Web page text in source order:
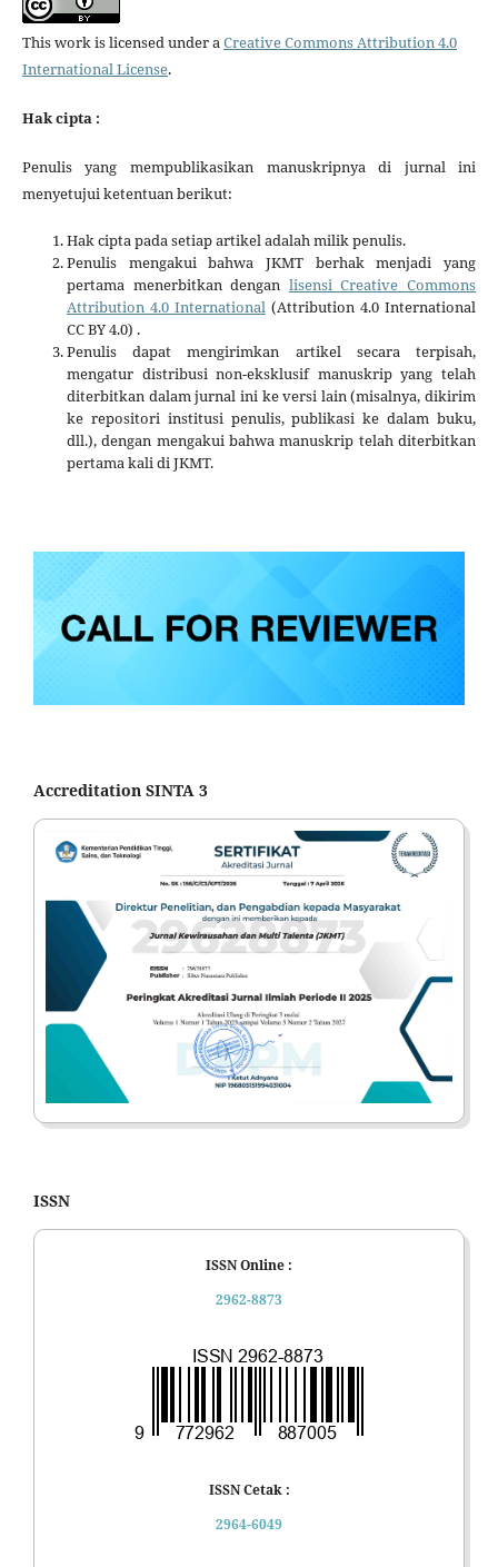
This work is licensed under aCreative Commons Attribution 4.0
International License.
Hak cipta :
Penulis yang mempublikasikan manuskripnya di jurnal ini
menyetujui ketentuan berikut:
Hak cipta pada setiap artikel adalah milik penulis.
Penulis mengakui bahwa JKMT berhak menjadi yang
pertama menerbitkan dengan lisensi Creative Commons
Attribution 4.0 International (Attribution 4.0 International
CC BY 4.0) .
Penulis dapat mengirimkan artikel secara terpisah,
mengatur distribusi non-eksklusif manuskrip yang telah
diterbitkan dalam jurnal ini ke versi lain (misalnya, dikirim
ke repositori institusi penulis, publikasi ke dalam buku,
dll.), dengan mengakui bahwa manuskrip telah diterbitkan
pertama kali di JKMT.
Accreditation SINTA 3
ISSN
ISSN Online :
2962-8873
ISSN Cetak :
2964-6049